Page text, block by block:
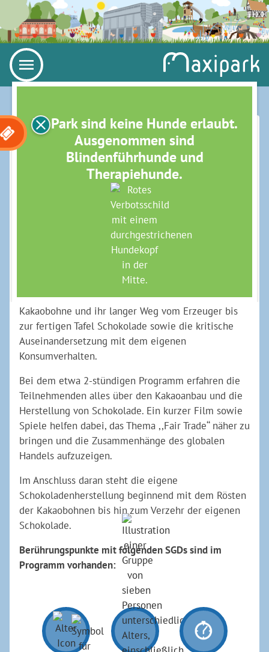
Im Park sind keine Hunde erlaubt.
Ausgenommen sind
Blindenführhunde und
Therapiehunde.
SCHOKODETEKTIVE – FAIRER
HANDEL (BNE)
(KINDERGARTEN)
Gemeinsam lösen wir mit allen Sinnen so manches
Rätsel rund um den Kakao: Wo wächst Kakao? Wie
wird Schokolade hergestellt? Was heißt fair
gehandelt? Selbstverständlich rösten wir selbst
Kakaobohnen und stellen eine Schokoladencreme
Im Mittelpunkt des Programms steht die
Kakaobohne und ihr langer Weg vom Erzeuger bis
zur fertigen Tafel Schokolade sowie die kritische
Auseinandersetzung mit dem eigenen
Konsumverhalten.
Bei dem etwa 2-stündigen Programm erfahren die
Teilnehmenden alles über den Kakaoanbau und die
Herstellung von Schokolade. Ein kurzer Film sowie
Spiele helfen dabei, das Thema ,,Fair Trade‘‘ näher zu
bringen und die Zusammenhänge des globalen
Handels aufzuzeigen.
Im Anschluss daran steht die eigene
Schokoladenherstellung beginnend mit dem Rösten
der Kakaobohnen bis hin zum Verzehr der eigenen
Schokolade.
Berührungspunkte mit folgenden SGDs sind im
Programm vorhanden: